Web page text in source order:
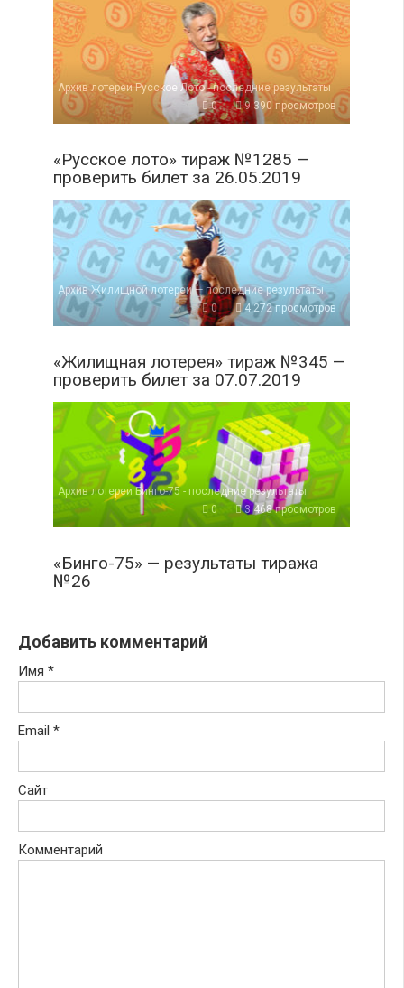
Архив лотереи Русское Лото - последние результаты
0
9 390 просмотров
«Русское лото» тираж №1285 —
проверить билет за 26.05.2019
Архив Жилищной лотереи — последние результаты
0
4 272 просмотров
«Жилищная лотерея» тираж №345 —
проверить билет за 07.07.2019
Архив лотереи Бинго-75 - последние результаты
0
3 468 просмотров
«Бинго-75» — результаты тиража
№26
Добавить комментарий
Имя *
Email *
Сайт
Комментарий